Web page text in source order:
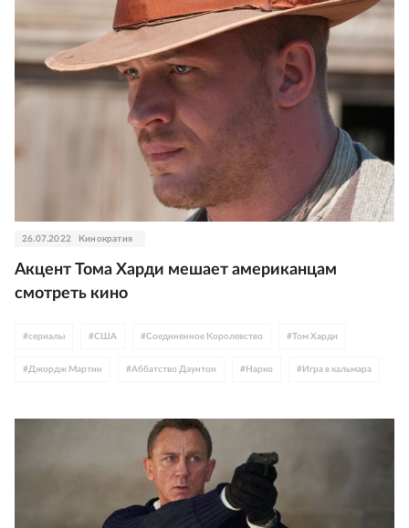
26.07.2022 Кинократия
Акцент Тома Харди мешает американцам
смотреть кино
#сериалы #США #Соединенное Королевство #Том Харди
#Джордж Мартин #Аббатство Даунтон # Нарко # Игра в кальмара
#Шон Коннери
Бенедикт Камбербэтч Оззи Осборн